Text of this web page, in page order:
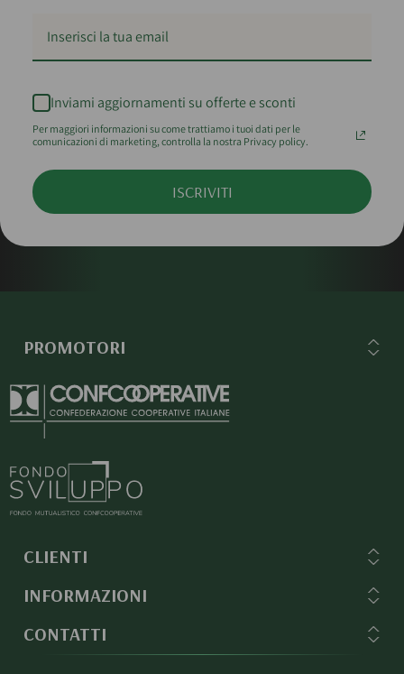
Inviami aggiornamenti su offerte e sconti
Per maggiori informazioni su come trattiamo i tuoi dati per le
comunicazioni di marketing, controlla la nostra Privacy policy.
ISCRIVITI
PROMOTORI
CLIENTI
INFORMAZIONI
CONTATTI